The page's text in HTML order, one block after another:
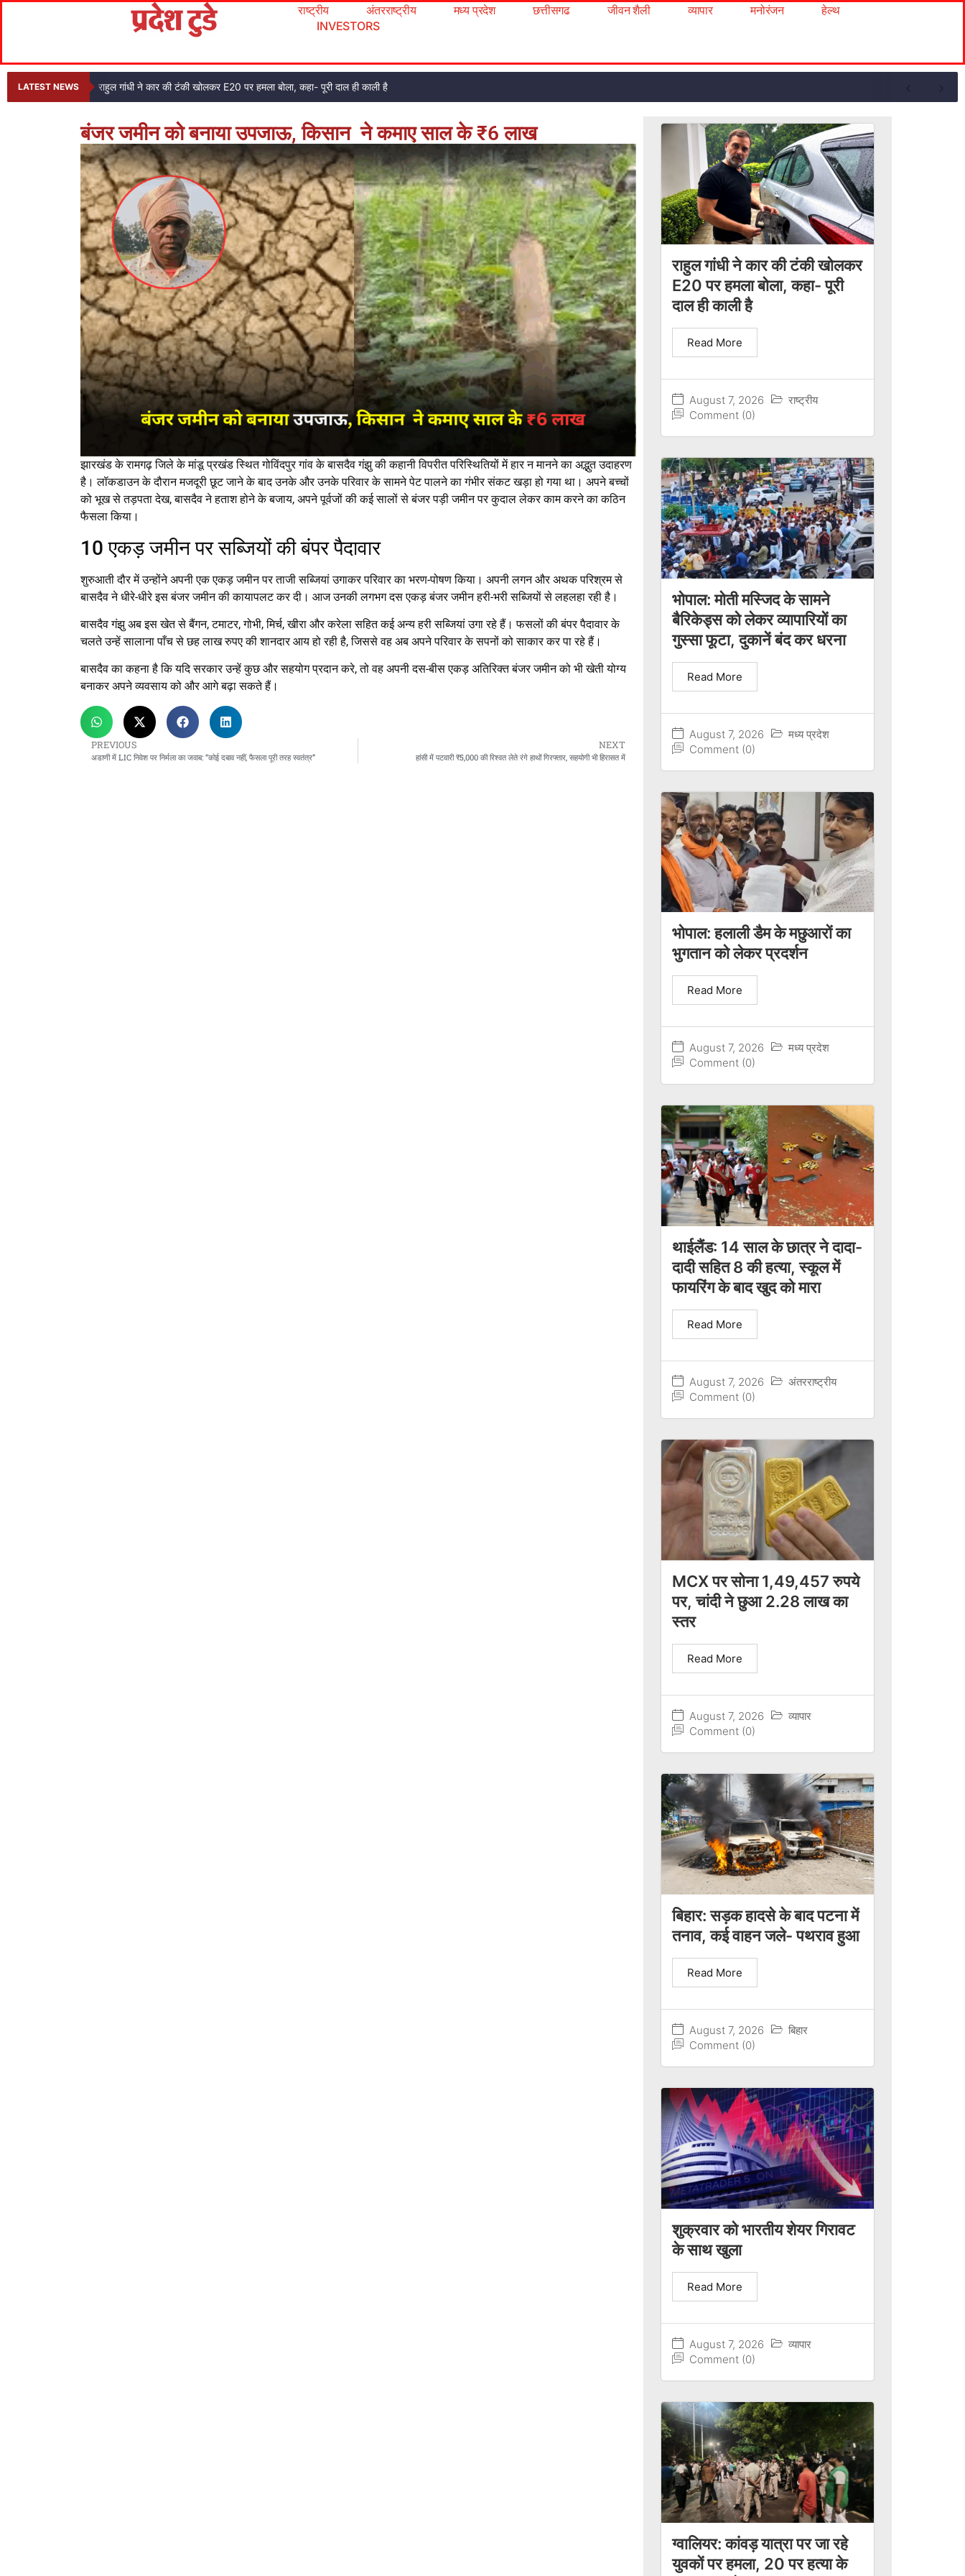
राष्ट्रीय अंतरराष्ट्रीय मध्य प्रदेश छत्तीसगढ जीवन शैली व्यापार मनोरंजन
हेल्थ
INVESTORS
LATEST NEWS राहुल गांधी ने कार की टंकी खोलकर E20 पर हमला बोला, कहा- पूरी दाल ही काली है
बंजर जमीन को बनाया उपजाऊ, किसान ने कमाए साल के ₹6 लाख
झारखंड के रामगढ़ जिले के मांडू प्रखंड स्थित गोविंदपुर गांव के बासदैव गंझु की कहानी विपरीत परिस्थितियों में हार न मानने का अद्भुत उदाहरण
है। लॉकडाउन के दौरान मजदूरी छूट जाने के बाद उनके और उनके परिवार के सामने पेट पालने का गंभीर संकट खड़ा हो गया था। अपने बच्चों
को भूख से तड़पता देख, बासदैव ने हताश होने के बजाय, अपने पूर्वजों की कई सालों से बंजर पड़ी जमीन पर कुदाल लेकर काम करने का कठिन
फैसला किया।
10 एकड़ जमीन पर सब्जियों की बंपर पैदावार
शुरुआती दौर में उन्होंने अपनी एक एकड़ जमीन पर ताजी सब्जियां उगाकर परिवार का भरण-पोषण किया। अपनी लगन और अथक परिश्रम से
बासदैव ने धीरे-धीरे इस बंजर जमीन की कायापलट कर दी। आज उनकी लगभग दस एकड़ बंजर जमीन हरी-भरी सब्जियों से लहलहा रही है।
बासदैव गंझु अब इस खेत से बैंगन, टमाटर, गोभी, मिर्च, खीरा और करेला सहित कई अन्य हरी सब्जियां उगा रहे हैं। फसलों की बंपर पैदावार के
चलते उन्हें सालाना पाँच से छह लाख रुपए की शानदार आय हो रही है, जिससे वह अब अपने परिवार के सपनों को साकार कर पा रहे हैं।
बासदैव का कहना है कि यदि सरकार उन्हें कुछ और सहयोग प्रदान करे, तो वह अपनी दस-बीस एकड़ अतिरिक्त बंजर जमीन को भी खेती योग्य
बनाकर अपने व्यवसाय को और आगे बढ़ा सकते हैं।
PREVIOUS
अडाणी में LIC निवेश पर निर्मला का जवाब: “कोई दबाव नहीं, फैसला पूरी तरह स्वतंत्र”
NEXT
हांसी में पटवारी ₹5,000 की रिश्वत लेते रंगे हाथों गिरफ्तार, सहयोगी भी हिरासत में
राहुल गांधी ने कार की टंकी खोलकर
E20 पर हमला बोला, कहा- पूरी
दाल ही काली है
August 7, 2026
राष्ट्रीय
Comment (0)
Read More
भोपाल: मोती मस्जिद के सामने
बैरिकेड्स को लेकर व्यापारियों का
गुस्सा फूटा, दुकानें बंद कर धरना
August 7, 2026
मध्य प्रदेश
Comment (0)
Read More
भोपाल: हलाली डैम के मछुआरों का
भुगतान को लेकर प्रदर्शन
August 7, 2026
मध्य प्रदेश
Comment (0)
Read More
थाईलैंड: 14 साल के छात्र ने दादा-
दादी सहित 8 की हत्या, स्कूल में
फायरिंग के बाद खुद को मारा
August 7, 2026
अंतरराष्ट्रीय
Comment (0)
Read More
MCX पर सोना 1,49,457 रुपये
पर, चांदी ने छुआ 2.28 लाख का
स्तर
August 7, 2026
व्यापार
Comment (0)
Read More
बिहार: सड़क हादसे के बाद पटना में
तनाव, कई वाहन जले- पथराव हुआ
August 7, 2026
बिहार
Comment (0)
Read More
शुक्रवार को भारतीय शेयर गिरावट
के साथ खुला
August 7, 2026
व्यापार
Comment (0)
Read More
ग्वालियर: कांवड़ यात्रा पर जा रहे
युवकों पर हमला, 20 पर हत्या के